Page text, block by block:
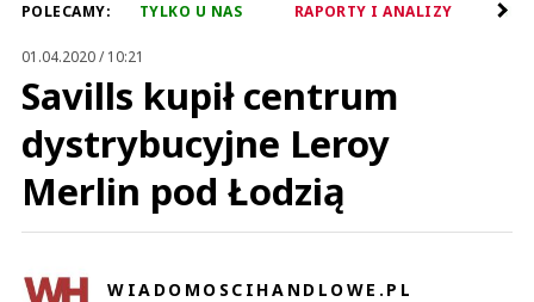
POLECAMY: TYLKO U NAS RAPORTY I ANALIZY
01.04.2020 / 10:21
Savills kupił centrum
dystrybucyjne Leroy
Merlin pod Łodzią
WIADOMOSCIHANDLOWE.PL